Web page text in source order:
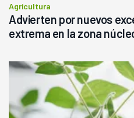
Agricultura
Advierten por nuevos
extrema en la zona